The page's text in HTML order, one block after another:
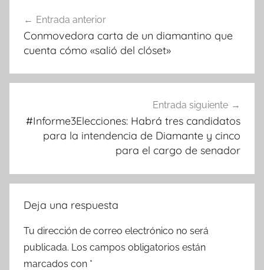
de
entradas
Entrada anterior
Conmovedora carta de un diamantino que
cuenta cómo «salió del clóset»
Entrada siguiente
#Informe3Elecciones: Habrá tres candidatos
para la intendencia de Diamante y cinco
para el cargo de senador
Deja una respuesta
Tu dirección de correo electrónico no será
publicada. Los campos obligatorios están
marcados con *